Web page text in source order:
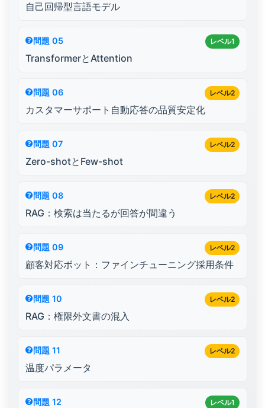
自己回帰型言語モデル
レベル1
問題 05
TransformerとAttention
レベル2
問題 06
カスタマーサポート自動応答の品質安定化
レベル2
問題 07
Zero-shotとFew-shot
レベル2
問題 08
RAG：検索は当たるが回答が間違う
レベル2
問題 09
顧客対応ボット：ファインチューニング採用条件
レベル2
問題 10
RAG：権限外文書の混入
レベル2
問題 11
温度パラメータ
レベル1
問題 12